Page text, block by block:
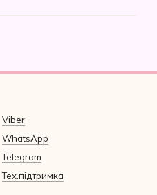
Viber
WhatsApp
Telegram
Тех.підтримка